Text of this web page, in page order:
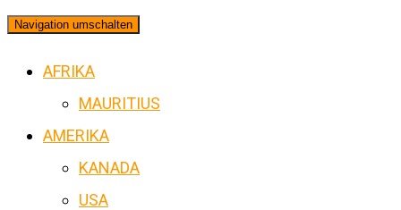
Navigation umschalten
AFRIKA
MAURITIUS
AMERIKA
KANADA
USA